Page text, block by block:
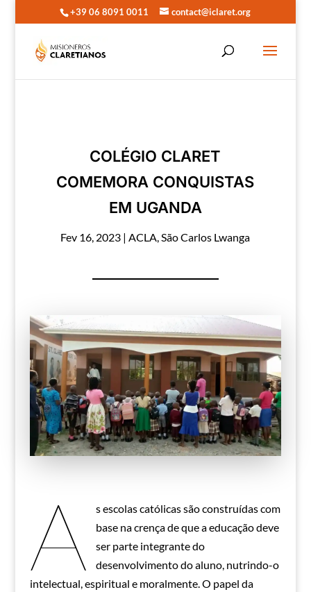
+39 06 8091 0011 contact@iclaret.org
COLÉGIO CLARET
COMEMORA CONQUISTAS
EM UGANDA
Fev 16, 2023 |ACLA,São Carlos Lwanga
A
s escolas católicas são construídas com
base na crença de que a educação deve
ser parte integrante do
desenvolvimento do aluno, nutrindo-o
intelectual, espiritual e moralmente. O papel da